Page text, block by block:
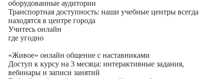
оборудованные аудитории
Транспортная доступность: наши учебные центры всегда
находятся в центре города
Учитесь онлайн
где угодно
«Живое» онлайн общение с наставниками
Доступ к курсу на 3 месяца: интерактивные задания,
вебинары и записи занятий